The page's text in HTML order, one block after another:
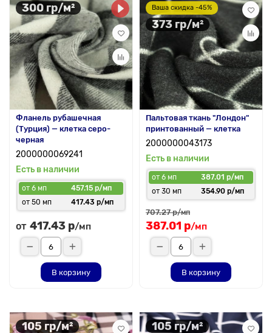
300 гр/м²
Фланель рубашечная
(Турция) — клетка серо-
черная
2000000069241
Есть в наличии
от 6 мп
457.15 р/мп
от 50 мп
417.43 р/мп
от 417.43 р/мп
В корзину
Ваша скидка -45%
373 гр/м²
Пальтовая ткань "Лондон"
принтованный — клетка
2000000043173
Есть в наличии
от 6 мп
387.01 р/мп
от 30 мп
354.90 р/мп
707.27 р/мп
387.01 р/мп
В корзину
105 гр/м² 105 гр/м²